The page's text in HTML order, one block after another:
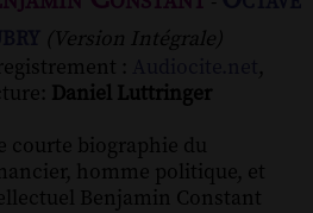
(Version Intégrale)
:
,
Daniel Luttringer
courte biographie du
homme politique, et
Benjamin Constant